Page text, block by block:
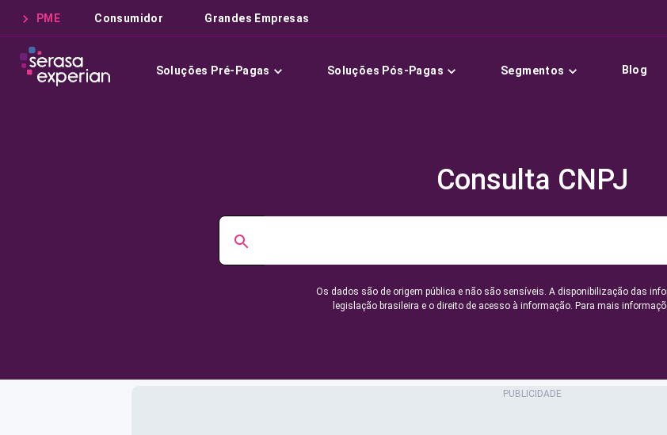
PME Consumidor Grandes Empresas
Soluções Pré-Pagas Soluções Pós-Pagas Segmentos Blog
Consulta CNPJ
Os dados são de origem pública e não são sensíveis. A disponibilização das
legislação brasileira e o direito de acesso à informação. Para mais